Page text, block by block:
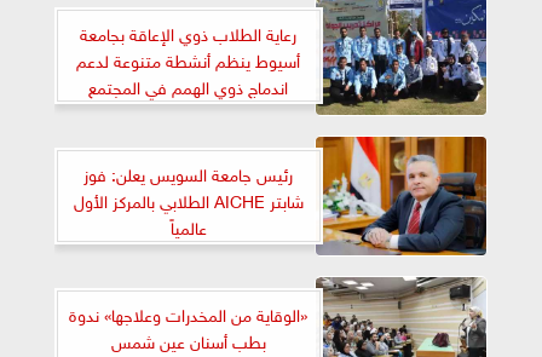
رعاية الطلاب ذوي الإعاقة بجامعة
أسيوط ينظم أنشطة متنوعة لدعم
اندماج ذوي الهمم في المجتمع
رئيس جامعة السويس يعلن: فوز
شابتر AICHE الطلابي بالمركز الأول
عالمياً
«الوقاية من المخدرات وعلاجها» ندوة
بطب أسنان عين شمس